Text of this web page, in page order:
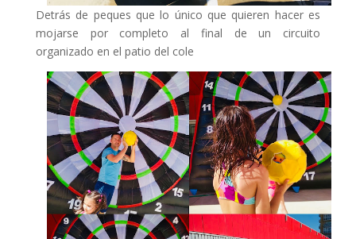
Detrás de peques que lo único que quieren hacer es
mojarse por completo al final de un circuito
organizado en el patio del cole